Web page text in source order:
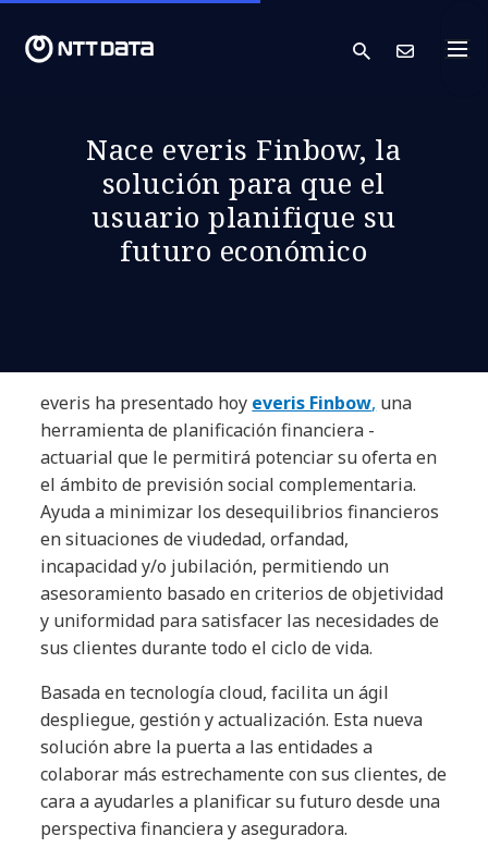
search
Nace everis Finbow, la
solución para que el
usuario planifique su
futuro económico
everis ha presentado hoy everis Finbow, una
herramienta de planificación financiera -
actuarial que le permitirá potenciar su oferta en
el ámbito de previsión social complementaria.
Ayuda a minimizar los desequilibrios financieros
en situaciones de viudedad, orfandad,
incapacidad y/o jubilación, permitiendo un
asesoramiento basado en criterios de objetividad
y uniformidad para satisfacer las necesidades de
sus clientes durante todo el ciclo de vida.
Basada en tecnología cloud, facilita un ágil
despliegue, gestión y actualización. Esta nueva
solución abre la puerta a las entidades a
colaborar más estrechamente con sus clientes, de
cara a ayudarles a planificar su futuro desde una
perspectiva financiera y aseguradora.